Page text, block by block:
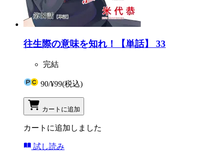
往生際の意味を知れ！【単話】 33
完結
90/¥99(税込)
カートに追加
カートに追加しました
試し読み